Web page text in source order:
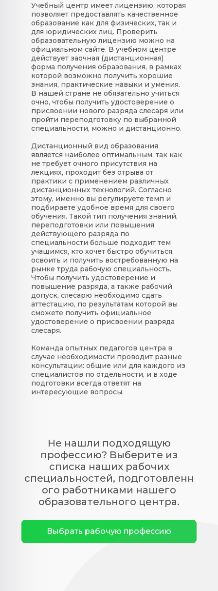
Учебный центр имеет лицензию, которая
позволяет предоставлять качественное
образование как для физических, так и
для юридических лиц. Проверить
образовательную лицензию можно на
официальном сайте. В учебном центре
действует заочная (дистанционная)
форма получения образования, в рамках
которой возможно получить хорошие
знания, практические навыки и умения.
В нашей стране не обязательно учиться
очно, чтобы получить удостоверение о
присвоении нового разряда слесаря или
пройти переподготовку по выбранной
специальности, можно и дистанционно.
Дистанционный вид образования
является наиболее оптимальным, так как
не требует очного присутствия на
лекциях, проходит без отрыва от
практики с применением различных
дистанционных технологий. Согласно
этому, именно вы регулируете темп и
подбираете удобное время для своего
обучения. Такой тип получения знаний,
переподготовки или повышения
действующего разряда по
специальности больше подходит тем
учащимся, кто хочет быстро обучиться,
освоить и получить востребованную на
рынке труда рабочую специальность.
Чтобы получить удостоверение и
повышение разряда, а также рабочий
допуск, слесарю необходимо сдать
аттестацию, по результатам которой вы
сможете получить официальное
удостоверение о присвоении разряда
слесаря.
Команда опытных педагогов центра в
случае необходимости проводит разные
консультации: общие или для каждого из
специалистов по отдельности, и в ходе
подготовки всегда ответят на
интересующие вопросы.
Не нашли подходящую
профессию? Выберите из
списка наших рабочих
специальностей, подготовленн
ого работниками нашего
образовательного центра.
Выбрать рабочую профессию